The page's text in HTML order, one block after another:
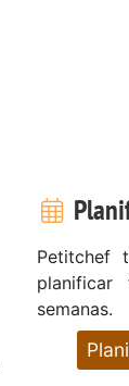
Petitchef
semanas.